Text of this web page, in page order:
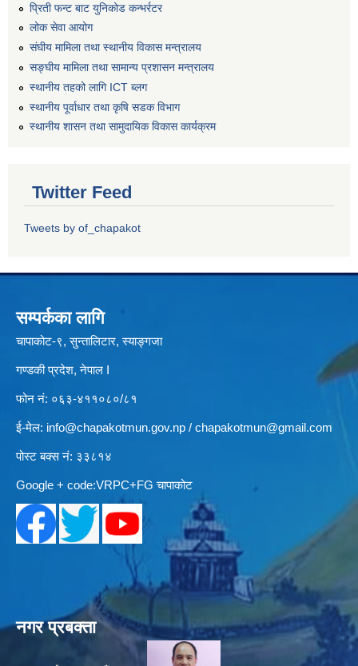
प्रिती फन्ट बाट युनिकोड कन्भर्रटर
लोक सेवा आयोग
संघीय मामिला तथा स्थानीय विकास मन्त्रालय
सङ्घीय मामिला तथा सामान्य प्रशासन मन्त्रालय
स्थानीय तहको लागि ICT ब्लग
स्थानीय पूर्वाधार तथा कृषि सडक विभाग
स्थानीय शासन तथा सामुदायिक विकास कार्यक्रम
Twitter Feed
Tweets by of_chapakot
सम्पर्कका लागि
चापाकोट-९, सुन्तालिटार, स्याङ्गजा
गण्डकी प्रदेश, नेपाल I
फोन नं: ०६३-४११०८०/८१
ई-मेल: info@chapakotmun.gov.np / chapakotmun@gmail.com
पोस्ट बक्स नं: ३३८१४
Google + code:VRPC+FG चापाकोट
नगर प्रबक्ता